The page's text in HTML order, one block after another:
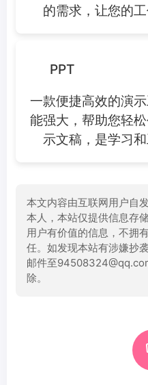
的需求，让您的
PPT
一款便捷高效的演
能强大，帮助您轻
示文稿，是学习
本文内容由互联网用户自
本人，本站仅提供信息存
用户有价值的信息，不拥
任。如发现本站有涉嫌抄
邮件至
除。